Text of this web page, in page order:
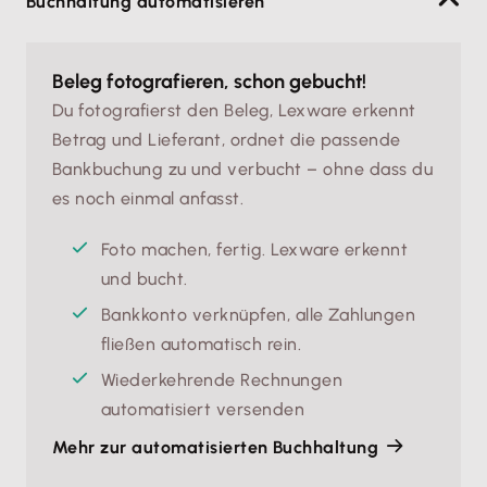
Beleg fotografieren, schon gebucht!
Du fotografierst den Beleg, Lexware erkennt
Betrag und Lieferant, ordnet die passende
Bankbuchung zu und verbucht – ohne dass du
es noch einmal anfasst.
Foto machen, fertig. Lexware erkennt
und bucht.
Bankkonto verknüpfen, alle Zahlungen
fließen automatisch rein.
Wiederkehrende Rechnungen
automatisiert versenden
Mehr zur automatisierten Buchhaltung